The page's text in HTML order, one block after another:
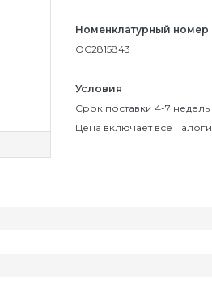
Номенклатурный номер
OC2815843
Условия
Срок поставки 4-7 недель
Цена включает все налоги